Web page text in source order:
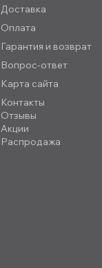
Доставка
Оплата
Гарантия и возврат
Вопрос-ответ
Карта сайта
Контакты
Отзывы
Акции
Распродажа